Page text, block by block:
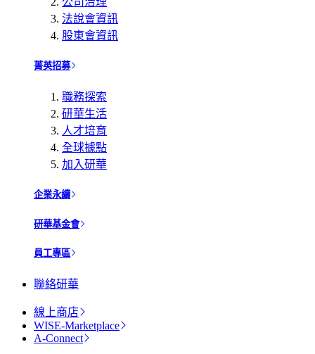
法說會資訊
股東會資訊
菁英招募
職務探索
研華生活
人才培育
全球據點
加入研華
企業永續
研華基金會
員工專區
聯絡研華
線上商店
WISE-Marketplace
A-Connect